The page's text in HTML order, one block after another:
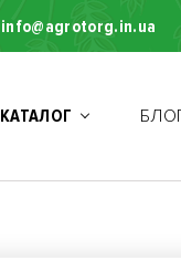
info@agrotorg.in.ua
КАТАЛОГ